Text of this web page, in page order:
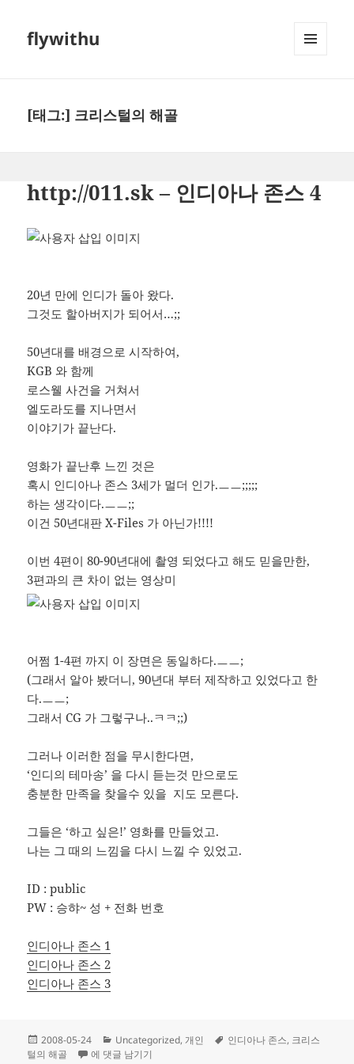
flywithu
[태그:] 크리스털의 해골
http://011.sk – 인디아나 존스 4
20년 만에 인디가 돌아 왔다.
그것도 할아버지가 되어서…;;
50년대를 배경으로 시작하여,
KGB 와 함께
로스웰 사건을 거쳐서
엘도라도를 지나면서
이야기가 끝난다.
영화가 끝난후 느낀 것은
혹시 인디아나 존스 3세가 멀더 인가.ㅡㅡ;;;;;
하는 생각이다.ㅡㅡ;;
이건 50년대판 X-Files 가 아닌가!!!!
이번 4편이 80-90년대에 촬영 되었다고 해도 믿을만한,
3편과의 큰 차이 없는 영상미
어쩜 1-4편 까지 이 장면은 동일하다.ㅡㅡ;
(그래서 알아 봤더니, 90년대 부터 제작하고 있었다고 한
다.ㅡㅡ;
그래서 CG 가 그렇구나..ㅋㅋ;;)
그러나 이러한 점을 무시한다면,
‘인디의 테마송’ 을 다시 듣는것 만으로도
충분한 만족을 찾을수 있을 지도 모른다.
그들은 ‘하고 싶은!’ 영화를 만들었고.
나는 그 때의 느낌을 다시 느낄 수 있었고.
ID : public
PW : 승햐~ 성 + 전화 번호
인디아나 존스 1
인디아나 존스 2
인디아나 존스 3
작
성
2008-05-24
카
테
Uncategorized,개인
태
인디아나 존스, 크리스
털의 해골
http://011.sk – 인디아나 존스 4
에 댓글 남기기